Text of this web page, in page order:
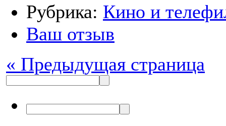
Рубрика: Кино и
Ваш отзыв
« Предыдущая страница